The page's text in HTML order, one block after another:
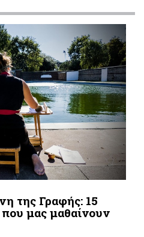
της Γραφής: 15
μας μαθαίνουν